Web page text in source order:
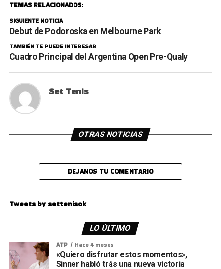
TEMAS RELACIONADOS:
SIGUIENTE NOTICIA
Debut de Podoroska en Melbourne Park
TAMBIÉN TE PUEDE INTERESAR
Cuadro Principal del Argentina Open Pre-Qualy
Set Tenis
OTRAS NOTICIAS
DEJANOS TU COMENTARIO
Tweets by settenisok
LO ÚLTIMO
ATP Hace 4 meses
«Quiero disfrutar estos momentos»,
Sinner habló trás una nueva victoria